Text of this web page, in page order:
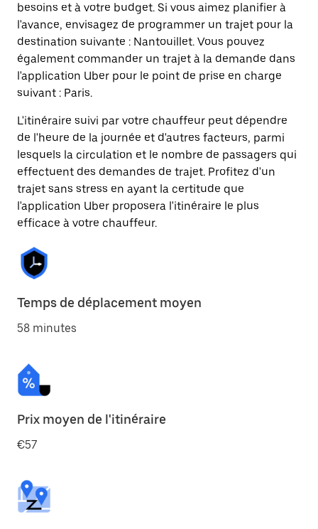
besoins et à votre budget. Si vous aimez planifier à
l'avance, envisagez de programmer un trajet pour la
destination suivante : Nantouillet. Vous pouvez
également commander un trajet à la demande dans
l'application Uber pour le point de prise en charge
suivant : Paris.
L'itinéraire suivi par votre chauffeur peut dépendre
de l'heure de la journée et d'autres facteurs, parmi
lesquels la circulation et le nombre de passagers qui
effectuent des demandes de trajet. Profitez d'un
trajet sans stress en ayant la certitude que
l'application Uber proposera l'itinéraire le plus
efficace à votre chauffeur.
Temps de déplacement moyen
58 minutes
Prix moyen de l'itinéraire
€57